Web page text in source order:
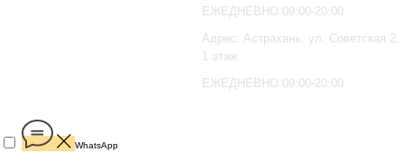
ЕЖЕДНЕВНО 09:00-20:00
Адрес: Астрахань, ул. Советская 2,
1 этаж
ЕЖЕДНЕВНО 09:00-20:00
WhatsApp